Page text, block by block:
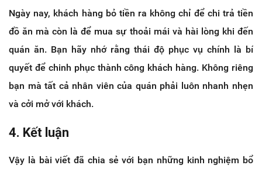
Ngày nay, khách hàng bỏ tiền ra không chỉ để chi trả tiền
đồ ăn mà còn là để mua sự thoải mái và hài lòng khi đến
quán ăn. Bạn hãy nhớ rằng thái độ phục vụ chính là bí
quyết để chinh phục thành công khách hàng. Không riêng
bạn mà tất cả nhân viên của quán phải luôn nhanh nhẹn
và cởi mở với khách.
4. Kết luận
Vậy là bài viết đã chia sẻ với bạn những kinh nghiệm bổ